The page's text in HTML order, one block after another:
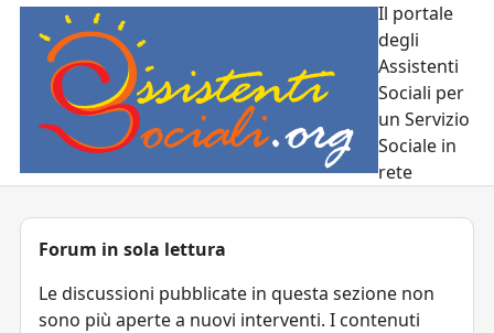
Il portale
degli
Assistenti
Sociali per
un Servizio
Sociale in
rete
Forum in sola lettura
Le discussioni pubblicate in questa sezione non
sono più aperte a nuovi interventi. I contenuti